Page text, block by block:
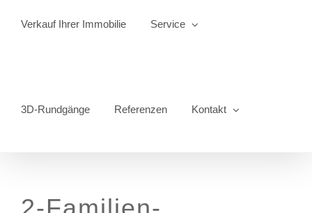
Verkauf Ihrer Immobilie Service
3D-Rundgänge Referenzen Kontakt